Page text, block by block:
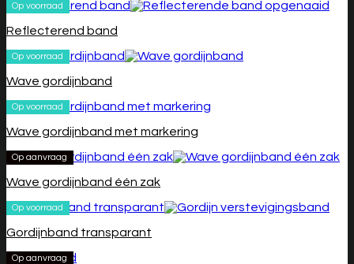
Op voorraad
Reflecterend band
Op voorraad
Wave gordijnband
Op voorraad
Wave gordijnband met markering
Op aanvraag
Wave gordijnband één zak
Op voorraad
Gordijnband transparant
Op aanvraag